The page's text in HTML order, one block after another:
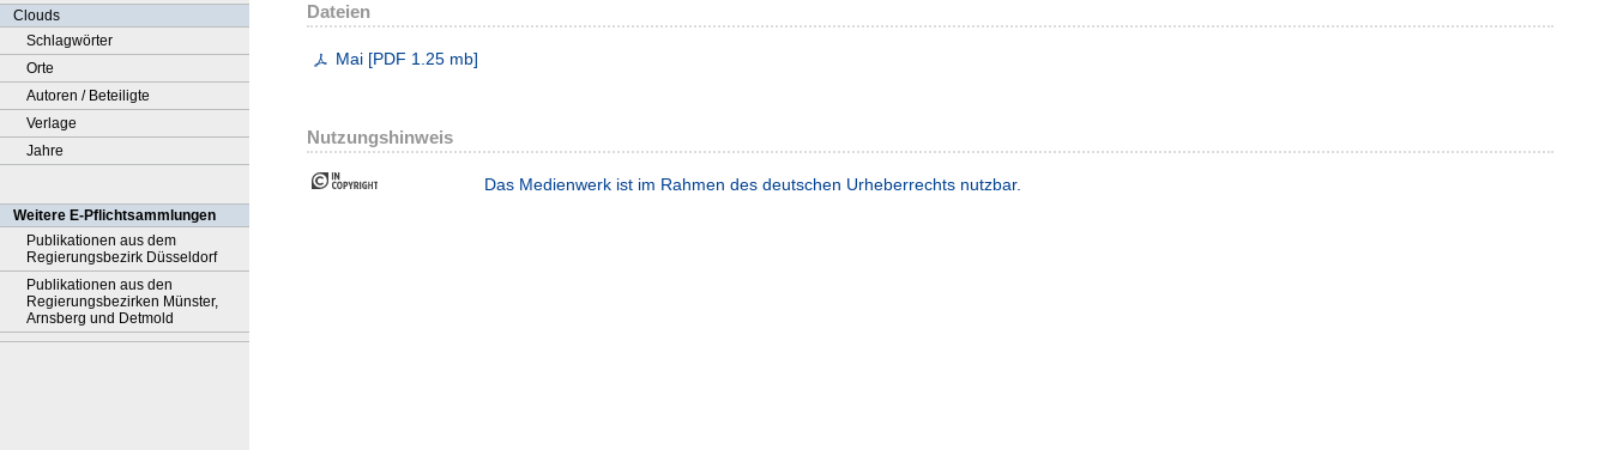
Clouds
Schlagwörter
Orte
Autoren / Beteiligte
Verlage
Jahre
Weitere E-Pflichtsammlungen
Publikationen aus dem
Regierungsbezirk Düsseldorf
Publikationen aus den
Regierungsbezirken Münster,
Arnsberg und Detmold
Dateien
Mai [PDF 1.25 mb]
Nutzungshinweis
Das Medienwerk ist im Rahmen des deutschen Urheberrechts nutzbar.